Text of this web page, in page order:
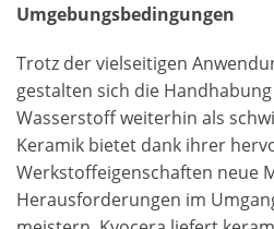
Umgebungsbedingungen
Trotz der vielseitigen
gestalten sich die
Wasserstoff weiterhin als
Keramik bietet dank ihrer
Werkstoffeigenschaften neue
Herausforderungen im